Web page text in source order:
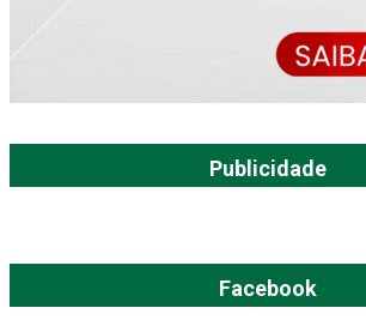
Publicidade
Facebook